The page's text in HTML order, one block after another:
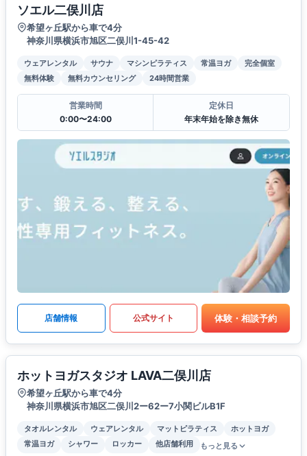
ソエル二俣川店
希望ヶ丘駅から車で4分
神奈川県横浜市旭区二俣川1-45-42
ウェアレンタル サウナ マシンピラティス 常温ヨガ
完全個室
無料体験
無料カウンセリング 24時間営業
営業時間
0:00〜24:00
定休日
年末年始を除き無休
店舗情報 公式サイト 体験・相談予約
ホットヨガスタジオ LAVA二俣川店
希望ヶ丘駅から車で4分
神奈川県横浜市旭区二俣川2ー62ー7小関ビルB1F
タオルレンタル ウェアレンタル マットピラティス
ホットヨガ
常温ヨガ
シャワー ロッカー 他店舗利用 もっと見る